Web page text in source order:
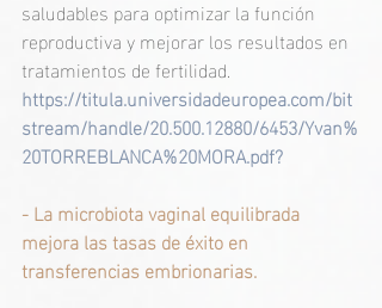
saludables para optimizar la función
reproductiva y mejorar los resultados en
tratamientos de fertilidad.
https://titula.universidadeuropea.com/bit
stream/handle/20.500.12880/6453/Yvan%
20TORREBLANCA%20MORA.pdf?
- La microbiota vaginal equilibrada
mejora las tasas de éxito en
transferencias embrionarias.